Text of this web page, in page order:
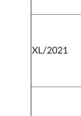
XL/2021